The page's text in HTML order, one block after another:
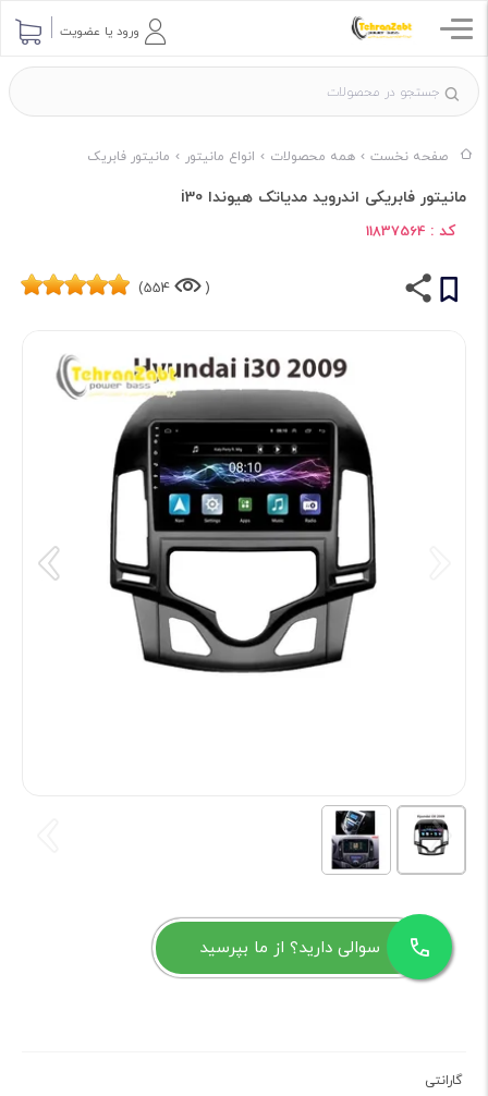
ورود یا عضویت
صفحه نخست همه محصولات انواع مانیتور مانیتور فابریک
مانیتور فابریکی اندروید مدیاتک هیوندا i30
کد : 11837564
(
554)
سوالی دارید؟ از ما بپرسید
گارانتی